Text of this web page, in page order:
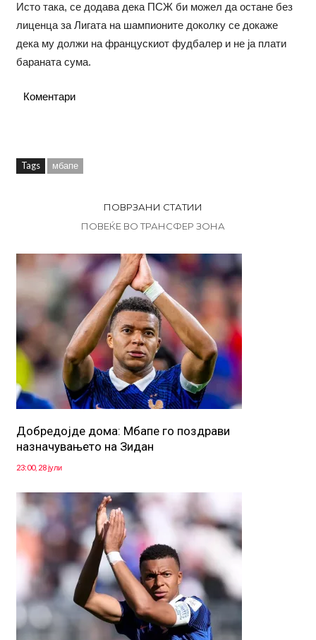
Исто така, се додава дека ПСЖ би можел да остане без
лиценца за Лигата на шампионите доколку се докаже
дека му должи на францускиот фудбалер и не ја плати
бараната сума.
Коментари
Tags мбапе
ПОВРЗАНИ СТАТИИ
ПОВЕЌЕ ВО ТРАНСФЕР ЗОНА
Добредојде дома: Мбапе го поздрави
назначувањето на Зидан
23:00, 28 јули